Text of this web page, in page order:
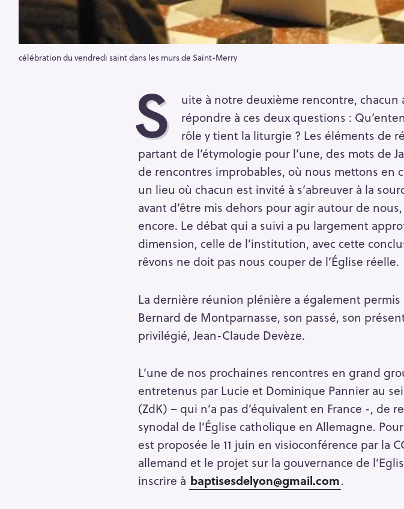
célébration du vendredi saint dans les murs de Saint-Merry
S
uite à notre deuxième rencontre,
répondre à ces deux questions :
rôle y tient la liturgie ? Les éléments de
partant de l’étymologie pour l’une, des mots de
de rencontres improbables, où nous mettons en
un lieu où chacun est invité à s’abreuver à la
avant d’être mis dehors pour agir autour de
encore. Le débat qui a suivi a pu largement
dimension, celle de l’institution, avec cette
rêvons ne doit pas nous couper de l’Église réelle.
La dernière réunion plénière a également
Bernard de Montparnasse, son passé, son
privilégié, Jean-Claude Devèze.
L’une de nos prochaines rencontres en grand
entretenus par Lucie et Dominique Pannier au
(ZdK) – qui n’a pas d’équivalent en France -, de
synodal de l’Église catholique en Allemagne.
est proposée le 11 juin en visioconférence par la
allemand et le projet sur la gouvernance de
inscrire à baptisesdelyon@gmail.com.